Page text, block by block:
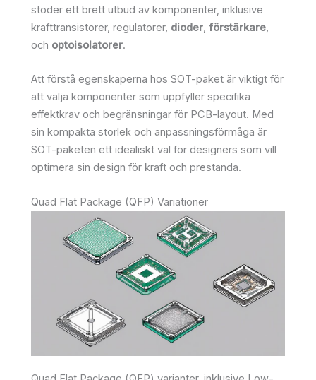
stöder ett brett utbud av komponenter, inklusive
krafttransistorer, regulatorer, dioder, förstärkare,
och optoisolatorer.
Att förstå egenskaperna hos SOT-paket är viktigt för
att välja komponenter som uppfyller specifika
effektkrav och begränsningar för PCB-layout. Med
sin kompakta storlek och anpassningsförmåga är
SOT-paketen ett idealiskt val för designers som vill
optimera sin design för kraft och prestanda.
Quad Flat Package (QFP) Variationer